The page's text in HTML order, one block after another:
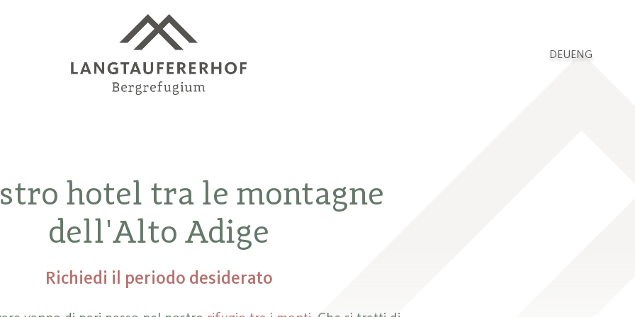
DEUENG
hotel tra le montagne
dell'Alto Adige
Richiedi il periodo desiderato